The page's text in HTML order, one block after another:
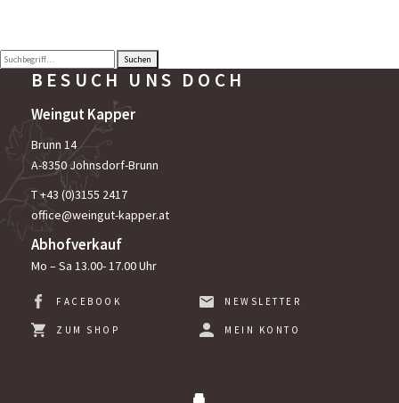
Suchen
BESUCH UNS DOCH
Weingut Kapper
Brunn 14
A-8350 Johnsdorf-Brunn
T +43 (0)3155 2417
office@weingut-kapper.at
Abhofverkauf
Mo – Sa 13.00- 17.00 Uhr
FACEBOOK NEWSLETTER
ZUM SHOP MEIN KONTO